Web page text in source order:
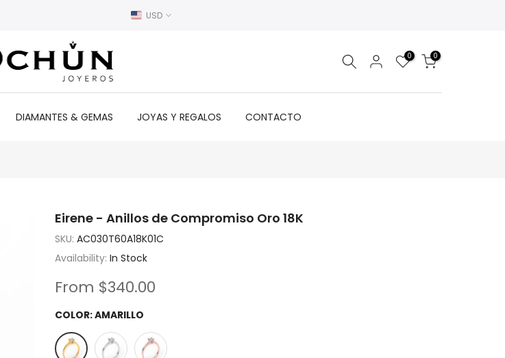
USD
0 0
DIAMANTES & GEMAS JOYAS Y REGALOS CONTACTO
Eirene - Anillos de Compromiso Oro 18K
SKU: AC030T60A18K01C
Availability: In Stock
From $340.00
COLOR:AMARILLO